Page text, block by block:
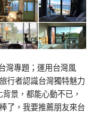
灣專題；運用台灣風
行者認識台灣獨特魅力
景，都能心動不已，
了，我要推薦朋友來台